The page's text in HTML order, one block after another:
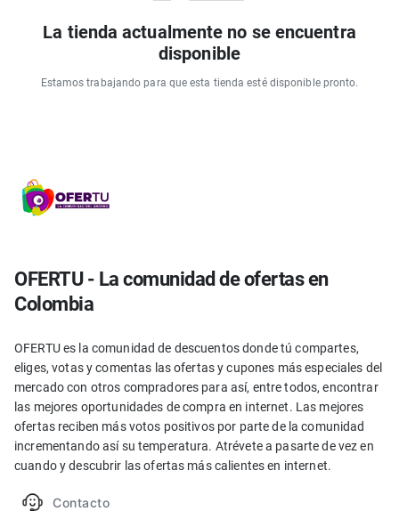
La tienda actualmente no se encuentra
disponible
Estamos trabajando para que esta tienda esté disponible pronto.
OFERTU - La comunidad de ofertas en
Colombia
OFERTU es la comunidad de descuentos donde tú compartes,
eliges, votas y comentas las ofertas y cupones más especiales del
mercado con otros compradores para así, entre todos, encontrar
las mejores oportunidades de compra en internet. Las mejores
ofertas reciben más votos positivos por parte de la comunidad
incrementando así su temperatura. Atrévete a pasarte de vez en
cuando y descubrir las ofertas más calientes en internet.
Contacto